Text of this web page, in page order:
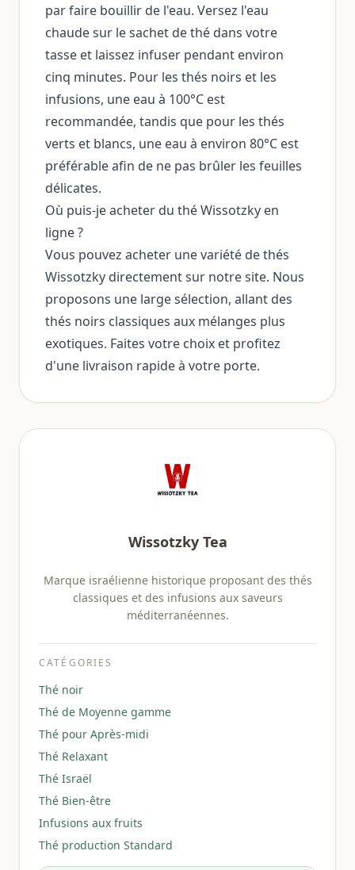
par faire bouillir de l'eau. Versez l'eau
chaude sur le sachet de thé dans votre
tasse et laissez infuser pendant environ
cinq minutes. Pour les thés noirs et les
infusions, une eau à 100°C est
recommandée, tandis que pour les thés
verts et blancs, une eau à environ 80°C est
préférable afin de ne pas brûler les feuilles
délicates.
Où puis-je acheter du thé Wissotzky en
ligne ?
Vous pouvez acheter une variété de thés
Wissotzky directement sur notre site. Nous
proposons une large sélection, allant des
thés noirs classiques aux mélanges plus
exotiques. Faites votre choix et profitez
d'une livraison rapide à votre porte.
Wissotzky Tea
Marque israélienne historique proposant des thés
classiques et des infusions aux saveurs
méditerranéennes.
CATÉGORIES
Thé noir
Thé de Moyenne gamme
Thé pour Après-midi
Thé Relaxant
Thé Israël
Thé Bien-être
Infusions aux fruits
Thé production Standard